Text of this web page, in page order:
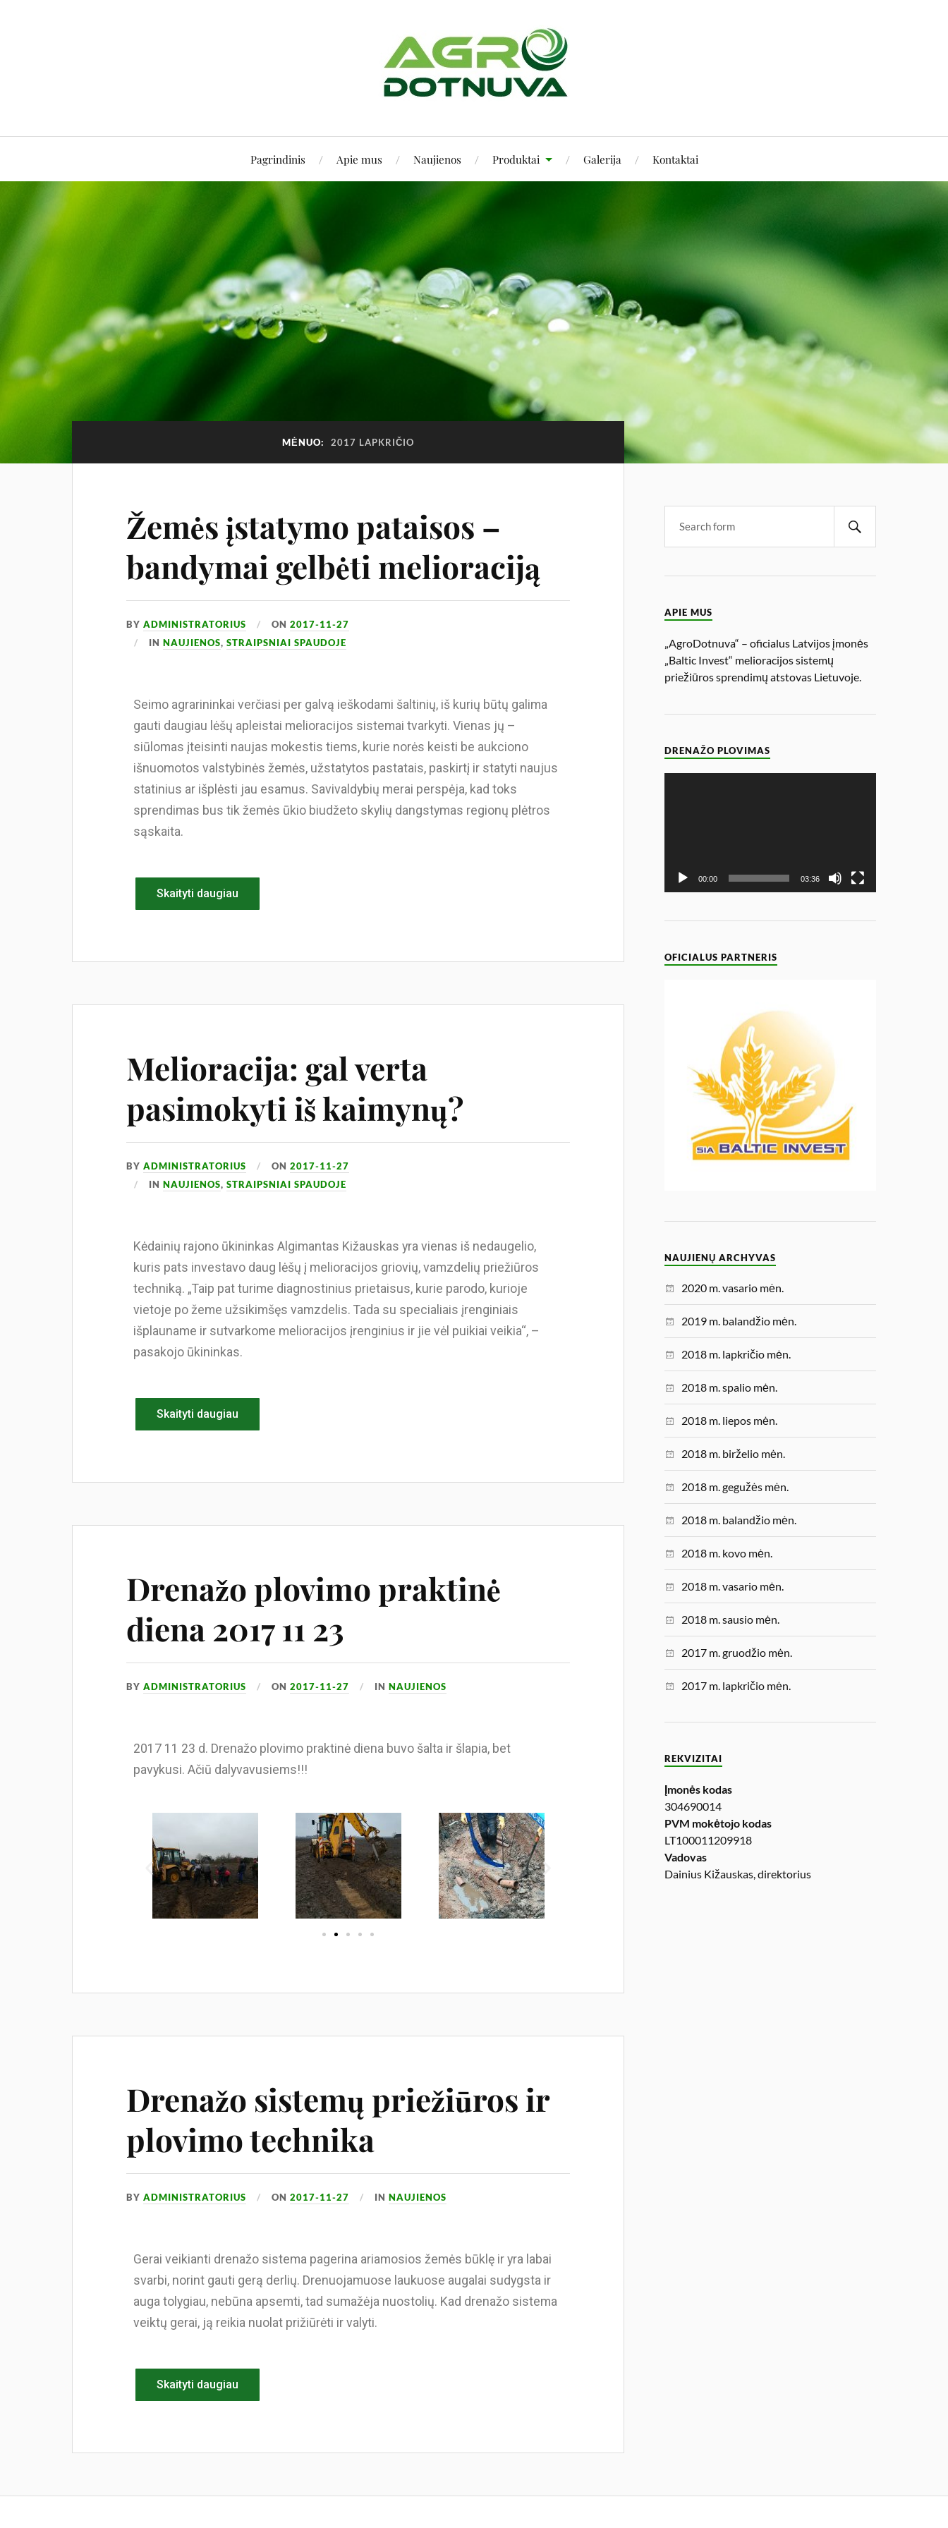
Pagrindinis Apie mus Naujienos Produktai Galerija Kontaktai
MĖNUO: 2017 LAPKRIČIO
Žemės įstatymo pataisos –
bandymai gelbėti melioraciją
BYADMINISTRATORIUS ON2017-11-27
INNAUJIENOS,STRAIPSNIAI SPAUDOJE
Seimo agrarininkai verčiasi per galvą ieškodami šaltinių, iš kurių būtų galima
gauti daugiau lėšų apleistai melioracijos sistemai tvarkyti. Vienas jų –
siūlomas įteisinti naujas mokestis tiems, kurie norės keisti be aukciono
išnuomotos valstybinės žemės, užstatytos pastatais, paskirtį ir statyti naujus
statinius ar išplėsti jau esamus. Savivaldybių merai perspėja, kad toks
sprendimas bus tik žemės ūkio biudžeto skylių dangstymas regionų plėtros
sąskaita.
Skaityti daugiau
Melioracija: gal verta
pasimokyti iš kaimynų?
BYADMINISTRATORIUS ON2017-11-27
INNAUJIENOS,STRAIPSNIAI SPAUDOJE
Kėdainių rajono ūkininkas Algimantas Kižauskas yra vienas iš nedaugelio,
kuris pats investavo daug lėšų į melioracijos griovių, vamzdelių priežiūros
techniką. „Taip pat turime diagnostinius prietaisus, kurie parodo, kurioje
vietoje po žeme užsikimšęs vamzdelis. Tada su specialiais įrenginiais
išplauname ir sutvarkome melioracijos įrenginius ir jie vėl puikiai veikia“, –
pasakojo ūkininkas.
Skaityti daugiau
Drenažo plovimo praktinė
diena 2017 11 23
BYADMINISTRATORIUS ON2017-11-27 INNAUJIENOS
2017 11 23 d. Drenažo plovimo praktinė diena buvo šalta ir šlapia, bet
pavykusi. Ačiū dalyvavusiems!!!
Drenažo sistemų priežiūros ir
plovimo technika
BYADMINISTRATORIUS ON2017-11-27 INNAUJIENOS
Gerai veikianti drenažo sistema pagerina ariamosios žemės būklę ir yra labai
svarbi, norint gauti gerą derlių. Drenuojamuose laukuose augalai sudygsta ir
auga tolygiau, nebūna apsemti, tad sumažėja nuostolių. Kad drenažo sistema
veiktų gerai, ją reikia nuolat prižiūrėti ir valyti.
Skaityti daugiau
APIE MUS
„AgroDotnuva“ – oficialus Latvijos įmonės
„Baltic Invest“ melioracijos sistemų
priežiūros sprendimų atstovas Lietuvoje.
DRENAŽO PLOVIMAS
00:00 03:36
OFICIALUS PARTNERIS
NAUJIENŲ ARCHYVAS
2020 m. vasario mėn.
2019 m. balandžio mėn.
2018 m. lapkričio mėn.
2018 m. spalio mėn.
2018 m. liepos mėn.
2018 m. birželio mėn.
2018 m. gegužės mėn.
2018 m. balandžio mėn.
2018 m. kovo mėn.
2018 m. vasario mėn.
2018 m. sausio mėn.
2017 m. gruodžio mėn.
2017 m. lapkričio mėn.
REKVIZITAI
Įmonės kodas
304690014
PVM mokėtojo kodas
LT100011209918
Vadovas
Dainius Kižauskas, direktorius